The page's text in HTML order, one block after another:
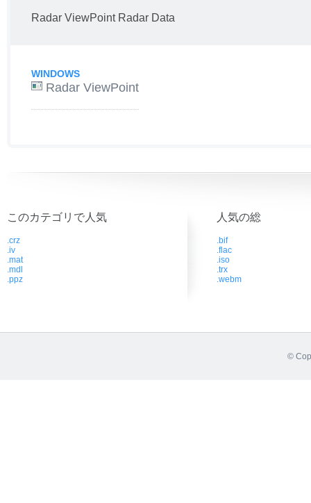
Radar ViewPoint Radar Data
WINDOWS
Radar ViewPoint
このカテゴリで人気
.crz
.iv
.mat
.mdl
.ppz
人気の総
.bif
.flac
.iso
.trx
.webm
©